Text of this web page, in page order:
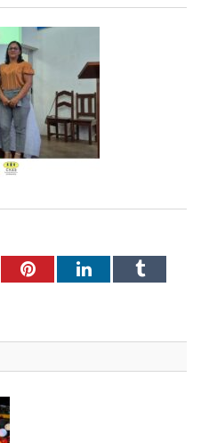
PinterestLinkedInTumblr